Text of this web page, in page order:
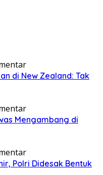
di New Zealand: Tak
Mengambang di
Polri Didesak Bentuk